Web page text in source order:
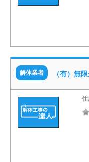
解体業者 （有）無
住